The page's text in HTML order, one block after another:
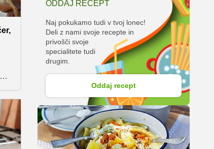
ODDAJ RECEPT
Naj pokukamo tudi v tvoj lonec!
Deli z nami svoje recepte in
privošči svoje
specialitete tudi
drugim.
Oddaj recept